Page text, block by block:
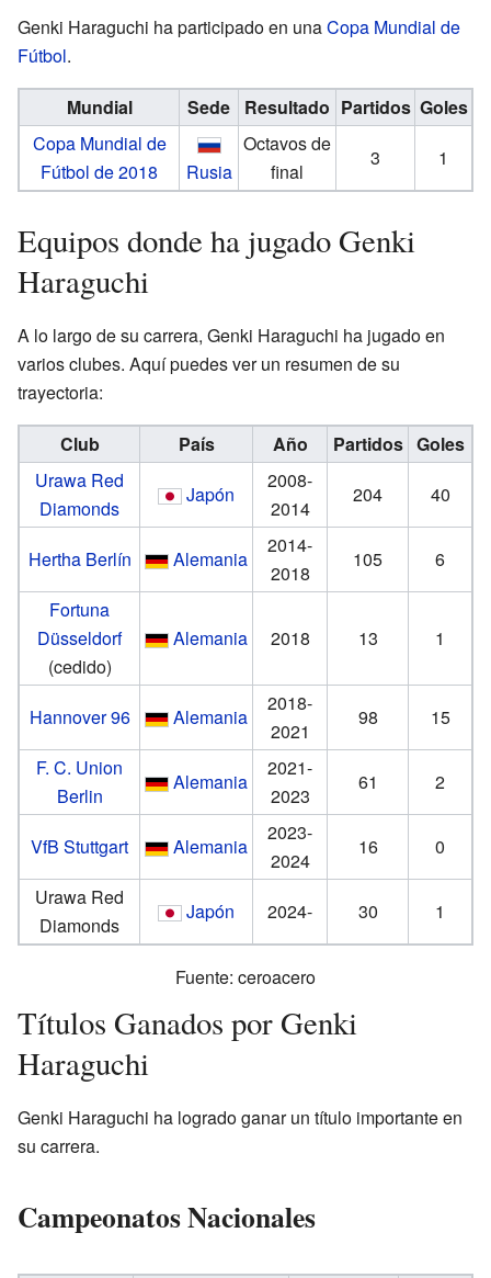
Genki Haraguchi ha participado en unaCopa Mundial de
Fútbol.
Mundial Sede Resultado Partidos Goles
Copa Mundial de
Fútbol de 2018
Rusia
Octavos de
final
3 1
Equipos donde ha jugado Genki
Haraguchi
A lo largo de su carrera, Genki Haraguchi ha jugado en
varios clubes. Aquí puedes ver un resumen de su
trayectoria:
Club País Año Partidos Goles
Urawa Red
Diamonds
Japón
2008-
2014
204 40
Hertha Berlín Alemania
2014-
2018
105
6
Fortuna
Düsseldorf
(cedido)
Alemania 2018 13 1
Hannover 96 Alemania
2018-
2021
98
15
F. C. Union
Berlin
Alemania
2021-
2023
61 2
VfB Stuttgart Alemania
2023-
2024
16
0
Urawa Red
Diamonds
Japón 2024- 30 1
Fuente: ceroacero
Títulos Ganados por Genki
Haraguchi
Genki Haraguchi ha logrado ganar un título importante en
su carrera.
Campeonatos Nacionales